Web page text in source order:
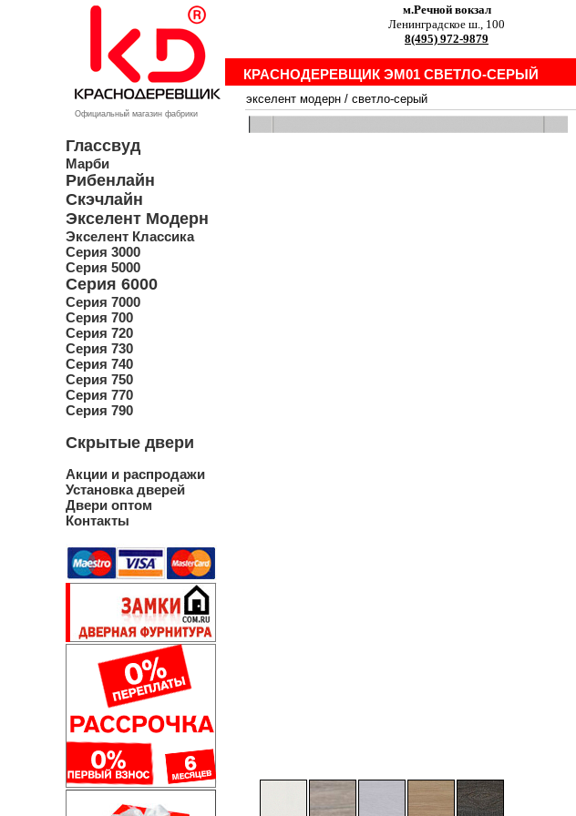
Официальный магазин фабрики
Глассвуд
Марби
Рибенлайн
Скэчлайн
Экселент Модерн
Экселент Классика
Серия 3000
Серия 5000
Серия 6000
Серия 7000
Серия 700
Серия 720
Серия 730
Серия 740
Серия 750
Серия 770
Серия 790
Скрытые двери
Акции и распродажи
Установка дверей
Двери оптом
Контакты
м.Речной вокзал
Ленинградское ш., 100
8(495) 972-9879
КРАСНОДЕРЕВЩИК ЭМ01 СВЕТЛО-СЕРЫЙ
экселент модерн / светло-серый